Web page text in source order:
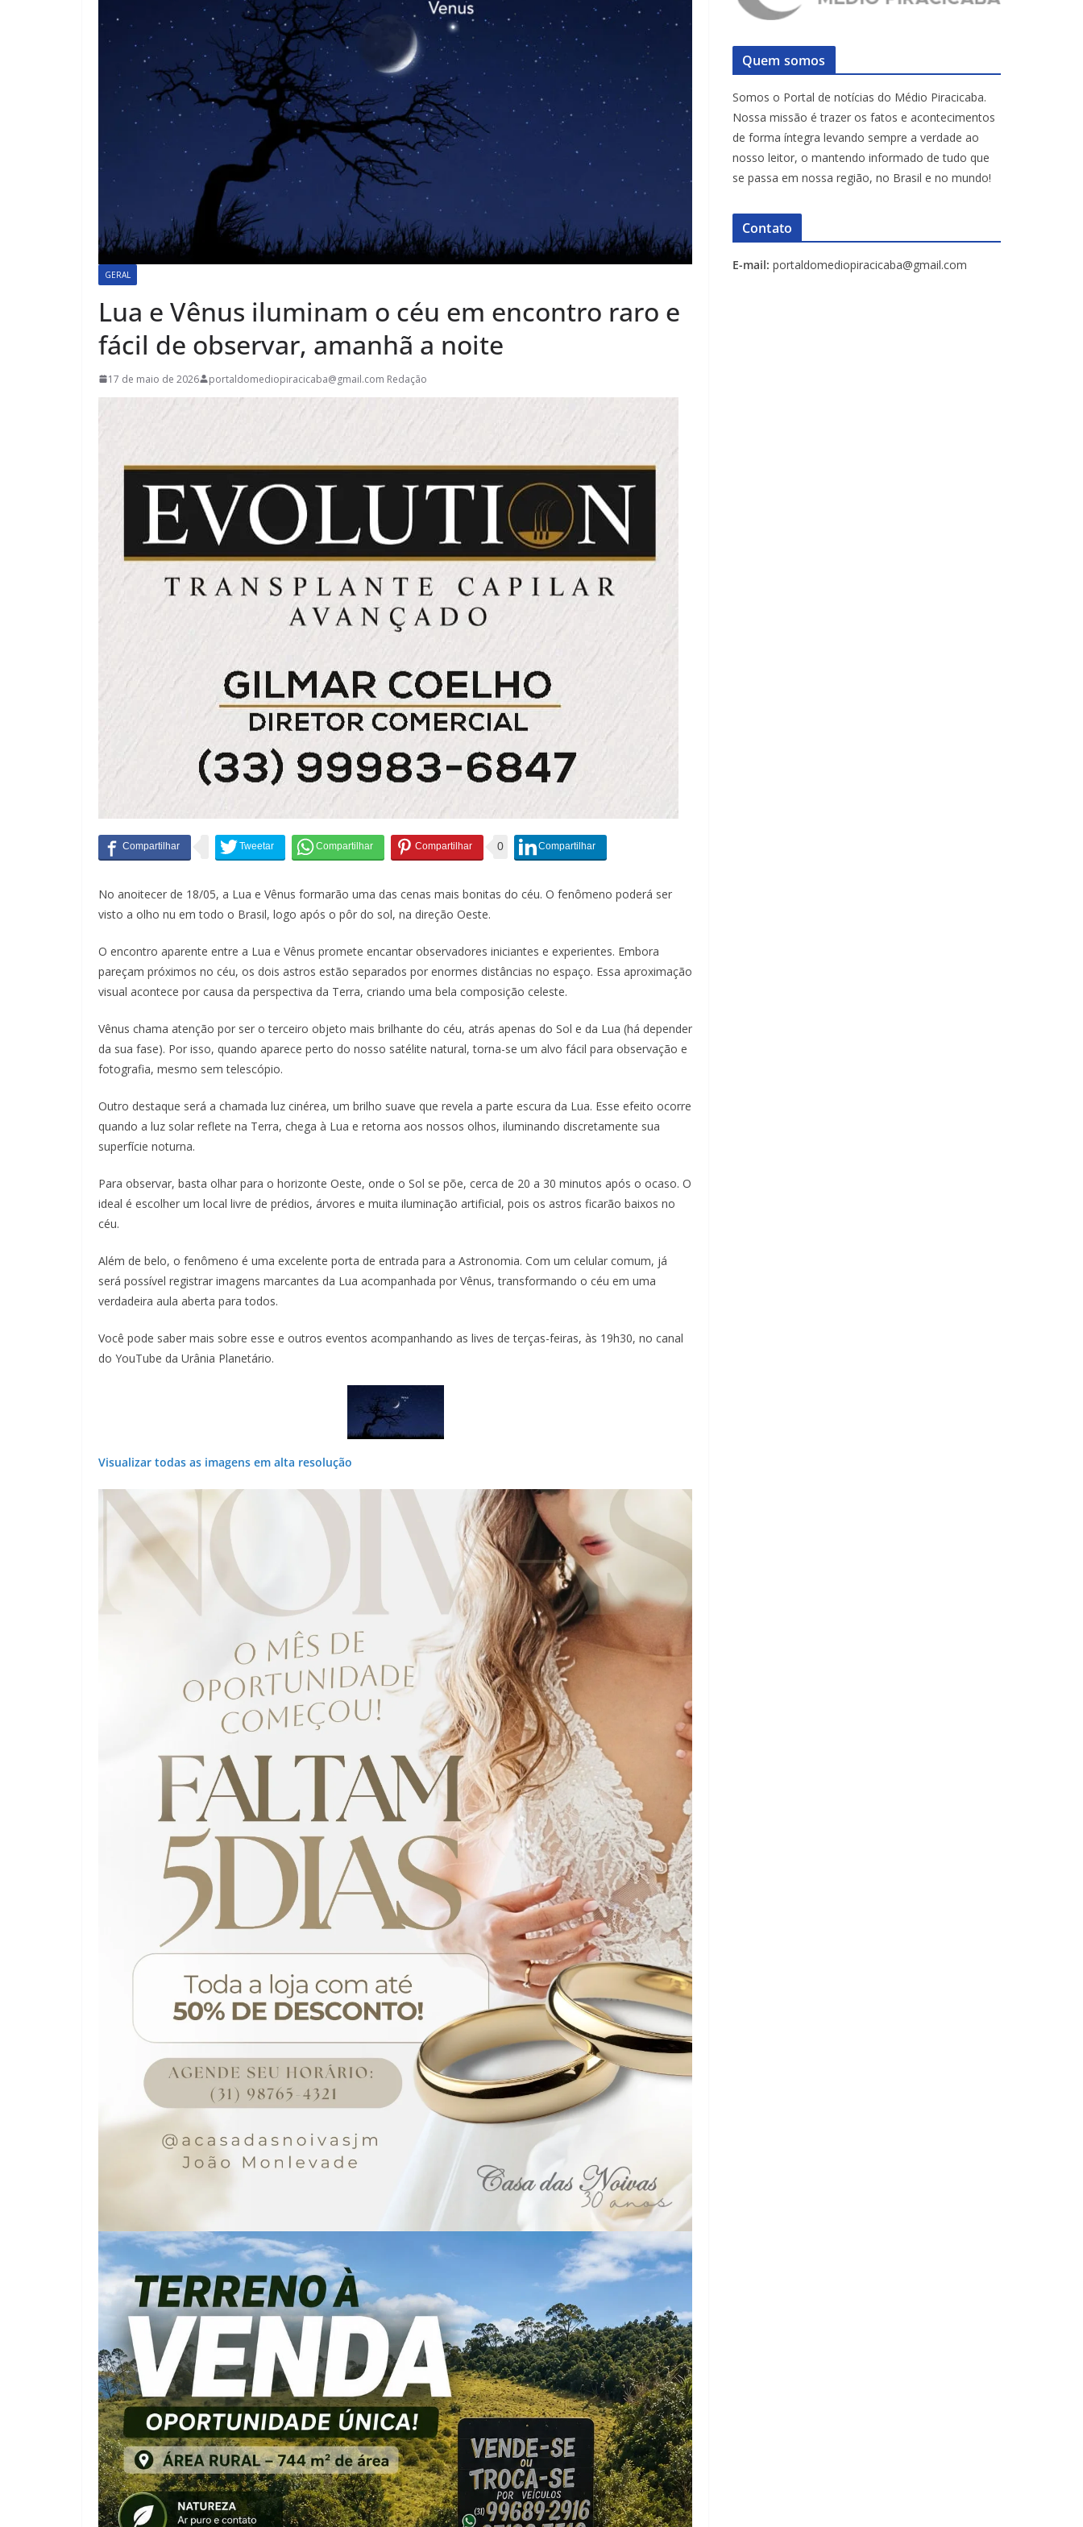
GERAL
Lua e Vênus iluminam o céu em encontro raro e
fácil de observar, amanhã a noite
17 de maio de 2026 portaldomediopiracicaba@gmail.com Redação
0
No anoitecer de 18/05, a Lua e Vênus formarão uma das cenas mais bonitas do céu. O fenômeno poderá ser
visto a olho nu em todo o Brasil, logo após o pôr do sol, na direção Oeste.
O encontro aparente entre a Lua e Vênus promete encantar observadores iniciantes e experientes. Embora
pareçam próximos no céu, os dois astros estão separados por enormes distâncias no espaço. Essa aproximação
visual acontece por causa da perspectiva da Terra, criando uma bela composição celeste.
Vênus chama atenção por ser o terceiro objeto mais brilhante do céu, atrás apenas do Sol e da Lua (há depender
da sua fase). Por isso, quando aparece perto do nosso satélite natural, torna-se um alvo fácil para observação e
fotografia, mesmo sem telescópio.
Outro destaque será a chamada luz cinérea, um brilho suave que revela a parte escura da Lua. Esse efeito ocorre
quando a luz solar reflete na Terra, chega à Lua e retorna aos nossos olhos, iluminando discretamente sua
superfície noturna.
Para observar, basta olhar para o horizonte Oeste, onde o Sol se põe, cerca de 20 a 30 minutos após o ocaso. O
ideal é escolher um local livre de prédios, árvores e muita iluminação artificial, pois os astros ficarão baixos no
céu.
Além de belo, o fenômeno é uma excelente porta de entrada para a Astronomia. Com um celular comum, já
será possível registrar imagens marcantes da Lua acompanhada por Vênus, transformando o céu em uma
verdadeira aula aberta para todos.
Você pode saber mais sobre esse e outros eventos acompanhando as lives de terças-feiras, às 19h30, no canal
do YouTube da Urânia Planetário.
Visualizar todas as imagens em alta resolução
Quem somos
Somos o Portal de notícias do Médio Piracicaba.
Nossa missão é trazer os fatos e acontecimentos
de forma íntegra levando sempre a verdade ao
nosso leitor, o mantendo informado de tudo que
se passa em nossa região, no Brasil e no mundo!
Contato
E-mail: portaldomediopiracicaba@gmail.com